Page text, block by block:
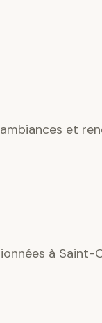
et
à Saint-